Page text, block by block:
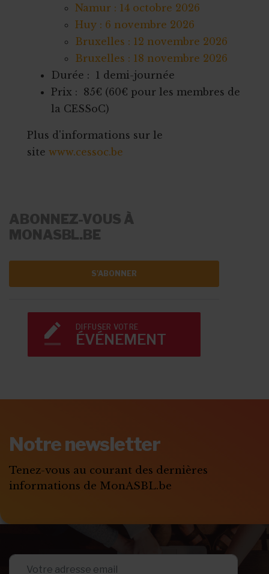
Namur : 14 octobre 2026
Huy : 6 novembre 2026
Bruxelles : 12 novembre 2026
Bruxelles : 18 novembre 2026
Durée : 1 demi-journée
Prix : 85€ (60€ pour les membres de
la CESSoC)
Plus d'informations sur le
site www.cessoc.be
ABONNEZ-VOUS À
MONASBL.BE
S'ABONNER
DIFFUSER VOTRE
ÉVÉNEMENT
Notre newsletter
Tenez-vous au courant des dernières
informations de MonASBL.be